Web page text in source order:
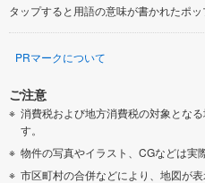
タップすると用語の意味が書かれたポッ
PRマークについて
ご注意
消費税および地方消費税の対象とな
す。
物件の写真やイラスト、CGなどは実
市区町村の合併などにより、地図が